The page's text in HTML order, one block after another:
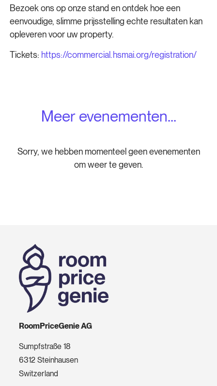
Bezoek ons op onze stand en ontdek hoe een
eenvoudige, slimme prijsstelling echte resultaten kan
opleveren voor uw property.
Tickets: https://commercial.hsmai.org/registration/
Meer evenementen...
Sorry, we hebben momenteel geen evenementen
om weer te geven.
RoomPriceGenie AG
Sumpfstraße 18
6312 Steinhausen
Switzerland